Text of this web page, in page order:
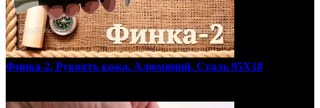
Финка-2. Рукоять кожа. Алюминий. Сталь 95Х18